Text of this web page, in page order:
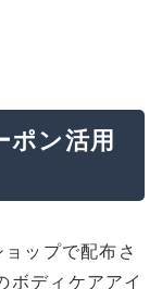
ポン活用
ップで配布さ
ボディケアアイ